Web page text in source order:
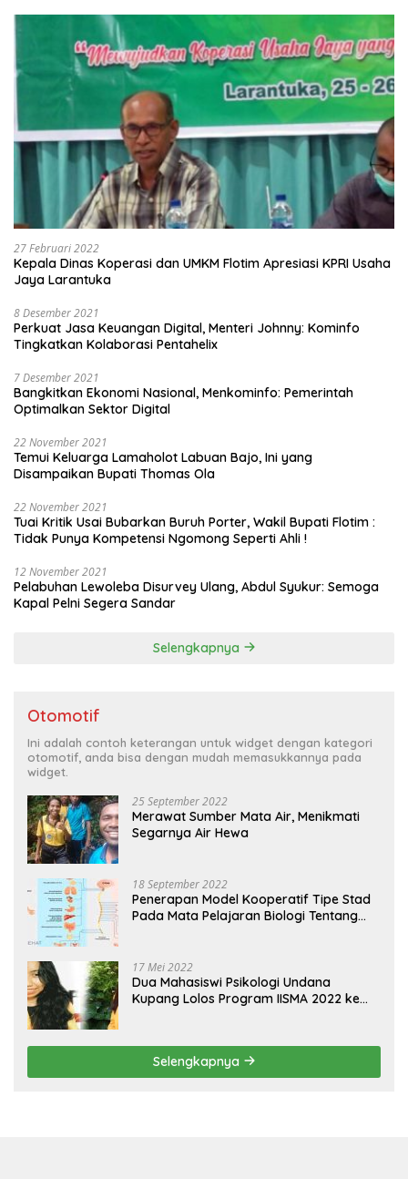
27 Februari 2022
Kepala Dinas Koperasi dan UMKM Flotim Apresiasi KPRI Usaha
Jaya Larantuka
8 Desember 2021
Perkuat Jasa Keuangan Digital, Menteri Johnny: Kominfo
Tingkatkan Kolaborasi Pentahelix
7 Desember 2021
Bangkitkan Ekonomi Nasional, Menkominfo: Pemerintah
Optimalkan Sektor Digital
22 November 2021
Temui Keluarga Lamaholot Labuan Bajo, Ini yang
Disampaikan Bupati Thomas Ola
22 November 2021
Tuai Kritik Usai Bubarkan Buruh Porter, Wakil Bupati Flotim :
Tidak Punya Kompetensi Ngomong Seperti Ahli !
12 November 2021
Pelabuhan Lewoleba Disurvey Ulang, Abdul Syukur: Semoga
Kapal Pelni Segera Sandar
Selengkapnya
Otomotif
Ini adalah contoh keterangan untuk widget dengan kategori
otomotif, anda bisa dengan mudah memasukkannya pada
widget.
25 September 2022
Merawat Sumber Mata Air, Menikmati
Segarnya Air Hewa
18 September 2022
Penerapan Model Kooperatif Tipe Stad
Pada Mata Pelajaran Biologi Tentang
17 Mei 2022
Dua Mahasiswi Psikologi Undana
Kupang Lolos Program IISMA 2022 ke
Selengkapnya